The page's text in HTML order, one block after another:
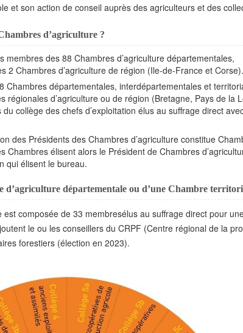
et son action de conseil auprès des agriculteurs et des
d’agriculture ?
membres des 88 Chambres d’agriculture départementales,
2 Chambres d’agriculture de région (Ile-de-France et Corse).
Chambres départementales, interdépartementales et
régionales d’agriculture ou de région (Bretagne, Pays de la
collège des chefs d’exploitation élus au suffrage direct
des Présidents des Chambres d’agriculture constitue
Chambres élisent alors le Président de Chambres
qui élisent le bureau.
d’agriculture départementale ou d’une Chambre
est composée de 33 membresélus au suffrage direct pour
le ou les conseillers du CRPF (Centre régional de la
forestiers (élection en 2023).